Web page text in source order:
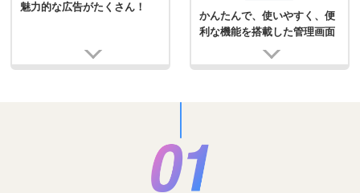
魅力的な広告がたくさん！
かんたんで、使いやすく、便
利な機能を搭載した管理画面